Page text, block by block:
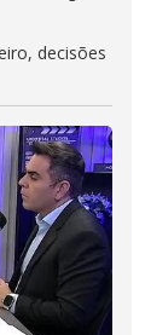
decisões